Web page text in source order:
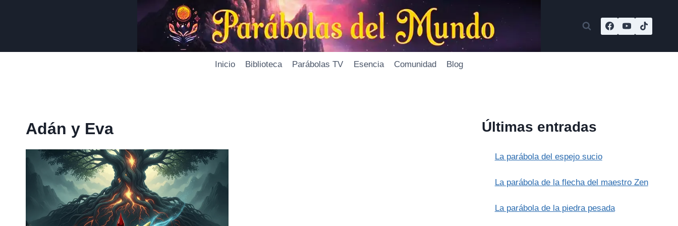
Inicio Biblioteca Parábolas TV Esencia Comunidad Blog
Adán y Eva Últimas entradas
La parábola del espejo sucio
La parábola de la flecha del maestro Zen
La parábola de la piedra pesada